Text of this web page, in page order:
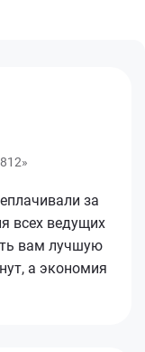
за
всех ведущих
вам лучшую
а экономия